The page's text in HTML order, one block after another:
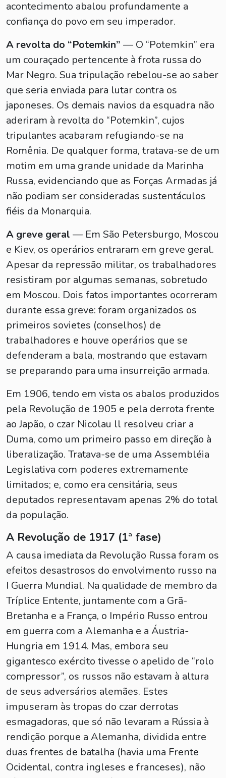
acontecimento abalou profundamente a
confiança do povo em seu imperador.
A revolta do “Potemkin” — O “Potemkin” era
um couraçado pertencente à frota russa do
Mar Negro. Sua tripulação rebelou-se ao saber
que seria enviada para lutar contra os
japoneses. Os demais navios da esquadra não
aderiram à revolta do “Potemkin”, cujos
tripulantes acabaram refugiando-se na
Romênia. De qualquer forma, tratava-se de um
motim em uma grande unidade da Marinha
Russa, evidenciando que as Forças Armadas já
não podiam ser consideradas sustentáculos
fiéis da Monarquia.
A greve geral — Em São Petersburgo, Moscou
e Kiev, os operários entraram em greve geral.
Apesar da repressão militar, os trabalhadores
resistiram por algumas semanas, sobretudo
em Moscou. Dois fatos importantes ocorreram
durante essa greve: foram organizados os
primeiros sovietes (conselhos) de
trabalhadores e houve operários que se
defenderam a bala, mostrando que estavam
se preparando para uma insurreição armada.
Em 1906, tendo em vista os abalos produzidos
pela Revolução de 1905 e pela derrota frente
ao Japão, o czar Nicolau ll resolveu criar a
Duma, como um primeiro passo em direção à
liberalização. Tratava-se de uma Assembléia
Legislativa com poderes extremamente
limitados; e, como era censitária, seus
deputados representavam apenas 2% do total
da população.
A Revolução de 1917 (1ª fase)
A causa imediata da Revolução Russa foram os
efeitos desastrosos do envolvimento russo na
I Guerra Mundial. Na qualidade de membro da
Tríplice Entente, juntamente com a Grã-
Bretanha e a França, o Império Russo entrou
em guerra com a Alemanha e a Áustria-
Hungria em 1914. Mas, embora seu
gigantesco exército tivesse o apelido de “rolo
compressor”, os russos não estavam à altura
de seus adversários alemães. Estes
impuseram às tropas do czar derrotas
esmagadoras, que só não levaram a Rússia à
rendição porque a Alemanha, dividida entre
duas frentes de batalha (havia uma Frente
Ocidental, contra ingleses e franceses), não